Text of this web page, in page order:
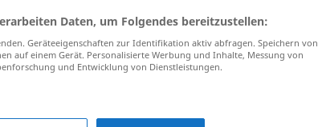
Bezirk(≈ Regierungsbezirk)
Daten, um Folgendes bereitzustellen:
Geräteeigenschaften zur Identifikation aktiv abfragen. Speichern von
auf einem Gerät. Personalisierte Werbung und Inhalte, Messung von
und Entwicklung von Dienstleistungen.